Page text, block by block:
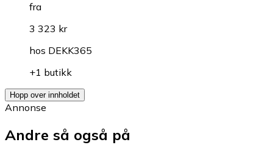
fra
3 323 kr
hos DEKK365
+1 butikk
Hopp over innholdet
Annonse
Andre så også på